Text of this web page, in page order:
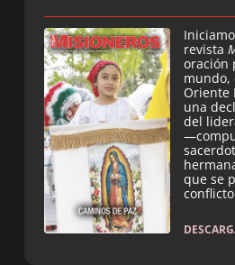
revista
oración
mundo,
Oriente
una
del
que se